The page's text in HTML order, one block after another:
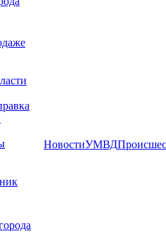
НовостиУМВД